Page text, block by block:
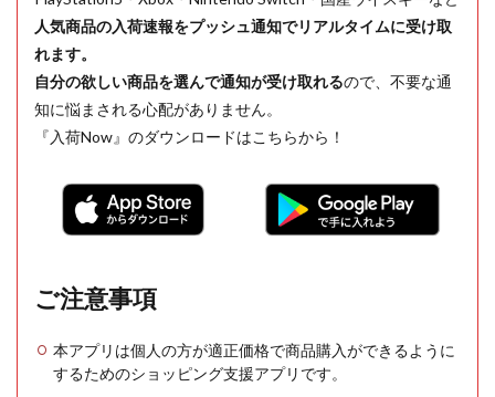
人気商品の入荷速報をプッシュ通知でリアルタイムに受け取
れます。
自分の欲しい商品を選んで通知が受け取れるので、不要な通
知に悩まされる心配がありません。
『入荷Now』のダウンロードはこちらから！
ご注意事項
本アプリは個人の方が適正価格で商品購入ができるように
するためのショッピング支援アプリです。